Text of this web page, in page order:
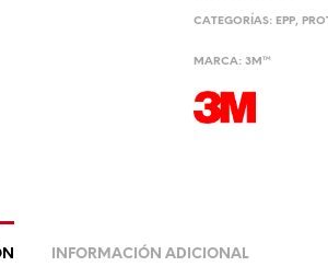
CATEGORÍAS: EPP,
MARCA:3M™
INFORMACIÓN ADICIONAL